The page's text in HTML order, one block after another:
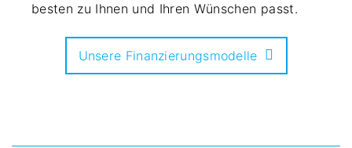
besten zu Ihnen und Ihren Wünschen passt.
Unsere Finanzierungsmodelle